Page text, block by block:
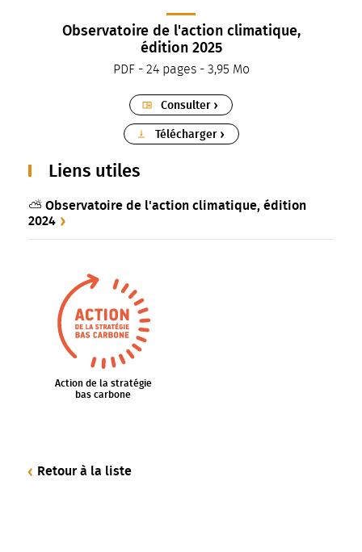
Observatoire de l'action climatique,
édition 2025
PDF - 24 pages - 3,95 Mo
Consulter
Télécharger
Liens utiles
⛅ Observatoire de l'action climatique, édition
2024
Action de la stratégie
bas carbone
Retour à la liste